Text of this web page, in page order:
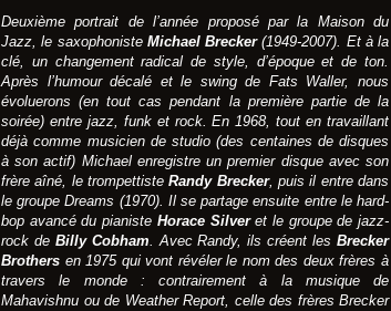
Deuxième portrait de l’année proposé par la Maison du
Jazz, le saxophoniste Michael Brecker(1949-2007). Et à la
clé, un changement radical de style, d’époque et de ton.
Après l’humour décalé et le swing de Fats Waller, nous
évoluerons (en tout cas pendant la première partie de la
soirée) entre jazz, funk et rock. En 1968, tout en travaillant
déjà comme musicien de studio (des centaines de disques
à son actif) Michael enregistre un premier disque avec son
frère aîné, le trompettisteRandy Brecker, puis il entre dans
le groupeDreams (1970). Il se partage ensuite entre le hard-
bop avancé du pianiste Horace Silveret le groupe de jazz-
rock de Billy Cobham. Avec Randy, ils créent lesBrecker
Brothers en 1975 qui vont révéler le nom des deux frères à
travers le monde : contrairement à la musique de
Mahavishnu ou de Weather Report, celle des frères Brecker